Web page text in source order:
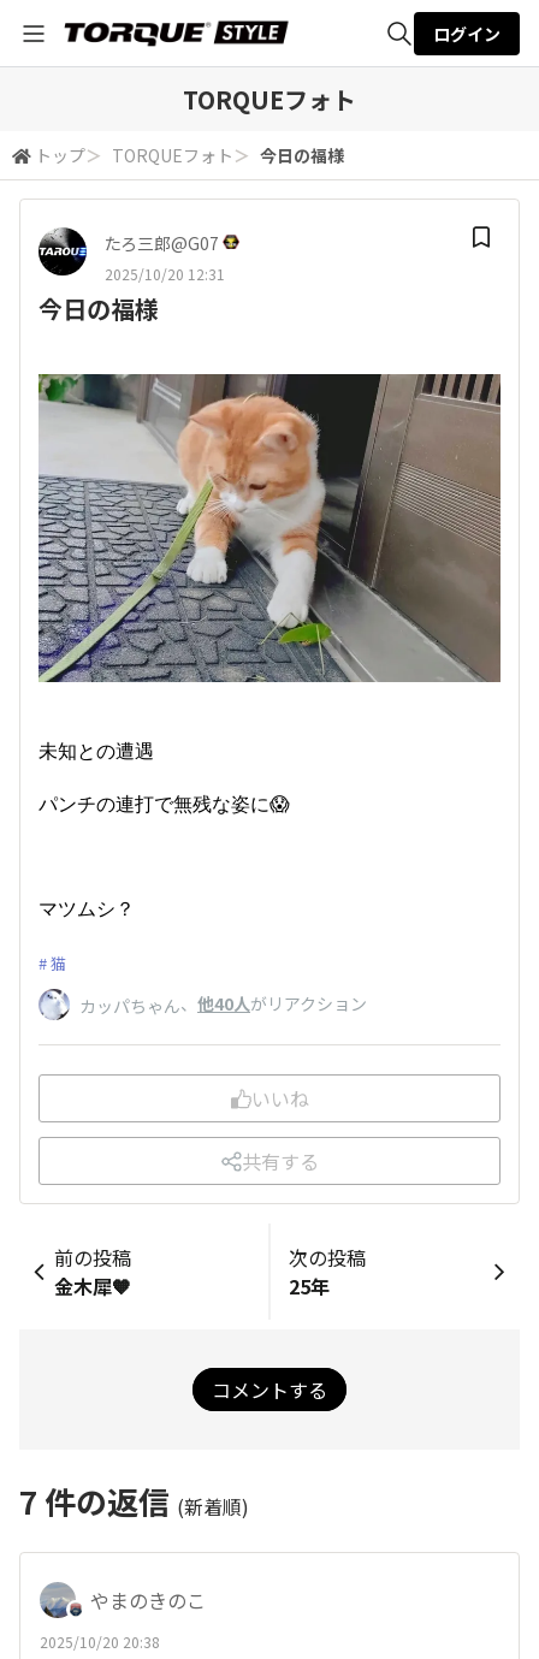
検索
ログイン
TORQUEフォト
トップ＞ TORQUEフォト ＞ 今日の福様
たろ三郎@G07
2025/10/20 12:31
今日の福様
未知との遭遇
パンチの連打で無残な姿に😱
マツムシ？
猫
カッパちゃん、 他40人がリアクション
いいね
共有する
前の投稿
金木犀🧡
次の投稿
25年
コメントする
7 件の返信 (新着順)
やまのきのこ
2025/10/20 20:38